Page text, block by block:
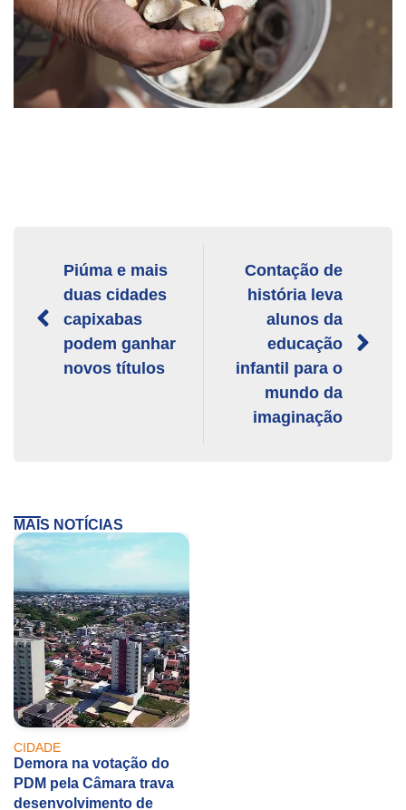
Piúma e mais
duas cidades
capixabas
podem ganhar
novos títulos
Contação de
história leva
alunos da
educação
infantil para o
mundo da
imaginação
MAIS NOTÍCIAS
CIDADE
Demora na votação do
PDM pela Câmara trava
desenvolvimento de